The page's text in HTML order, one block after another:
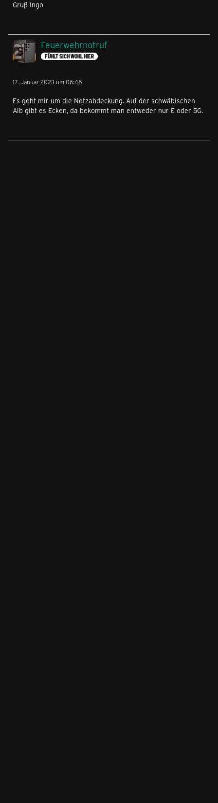
Gruß Ingo
Feuerwehrnotruf
FÜHLT SICH WOHL HIER
17. Januar 2023 um 06:46
Es geht mir um die Netzabdeckung. Auf der schwäbischen
Alb gibt es Ecken, da bekommt man entweder nur E oder 5G.